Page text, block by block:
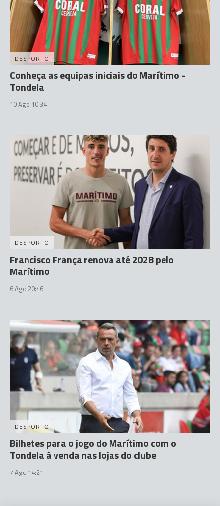
DESPORTO
Conheça as equipas iniciais do Marítimo -
Tondela
10 Ago 10:34
DESPORTO
Francisco França renova até 2028 pelo
Marítimo
6 Ago 20:46
DESPORTO
Bilhetes para o jogo do Marítimo com o
Tondela à venda nas lojas do clube
7 Ago 14:21